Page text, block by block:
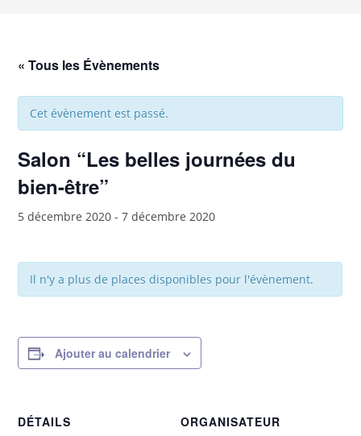
« Tous les Évènements
Cet évènement est passé.
Salon “Les belles journées du
bien-être”
5 décembre 2020 -7 décembre 2020
Il n'y a plus de places disponibles pour l'évènement.
Ajouter au calendrier
DÉTAILS
ORGANISATEUR